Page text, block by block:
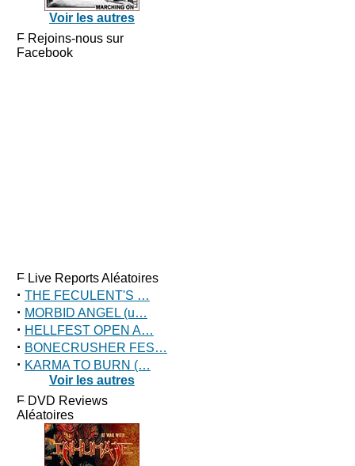
Voir les autres
Rejoins-nous sur
Facebook
Live Reports Aléatoires
· THE FECULENT'S …
· MORBID ANGEL (u…
· HELLFEST OPEN A…
· BONECRUSHER FES…
· KARMA TO BURN (…
Voir les autres
DVD Reviews
Aléatoires